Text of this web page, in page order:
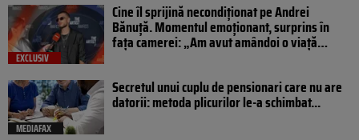
EXCLUSIV
Cine îl sprijină necondiționat pe Andrei
Bănuță. Momentul emoționant, surprins în
fața camerei: „Am avut amândoi o viață…
MEDIAFAX
Secretul unui cuplu de pensionari care nu are
datorii: metoda plicurilor le-a schimbat...